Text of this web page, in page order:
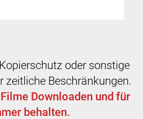
oder sonstige
zeitliche Beschränkungen.
Downloaden und für
behalten.